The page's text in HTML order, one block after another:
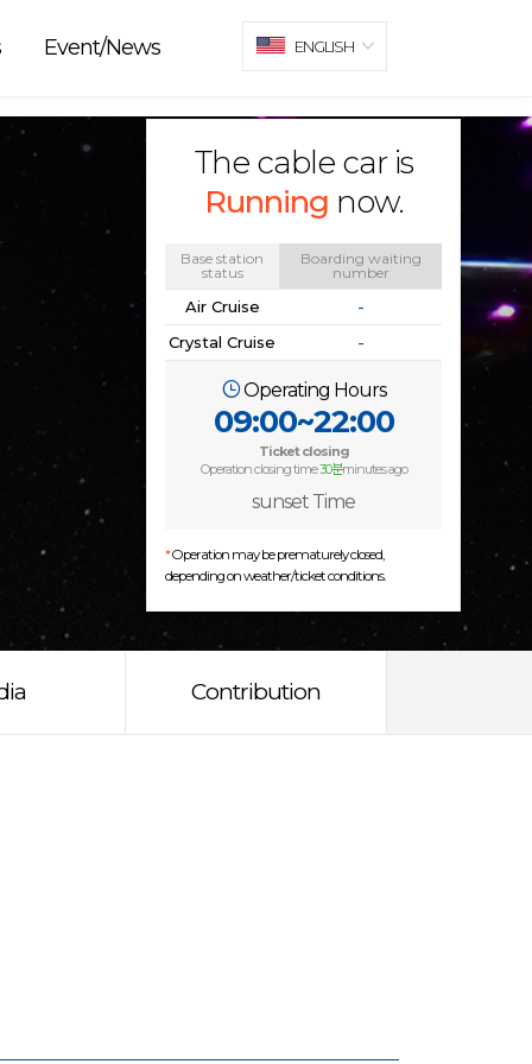
The cable car is
Running now.
Base station
status
Boarding waiting
number
Air Cruise
-
Crystal Cruise
-
Operating Hours
09:00~22:00
Ticket closing
Operation closing time30분minutes ago
sunset Time
*Operation may be prematurely closed,
depending on weather/ticket conditions.
Event/News ENGLISH
Contribution